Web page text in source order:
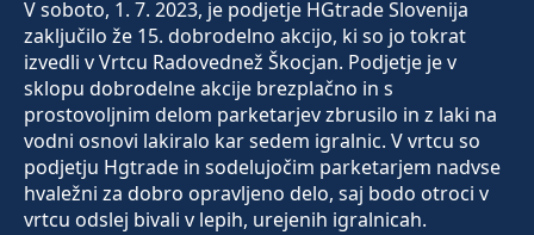
V soboto, 1. 7. 2023, je podjetje HGtrade Slovenija
zaključilo že 15. dobrodelno akcijo, ki so jo tokrat
izvedli v Vrtcu Radovednež Škocjan. Podjetje je v
sklopu dobrodelne akcije brezplačno in s
prostovoljnim delom parketarjev zbrusilo in z laki na
vodni osnovi lakiralo kar sedem igralnic. V vrtcu so
podjetju Hgtrade in sodelujočim parketarjem nadvse
hvaležni za dobro opravljeno delo, saj bodo otroci v
vrtcu odslej bivali v lepih, urejenih igralnicah.